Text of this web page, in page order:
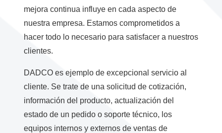
mejora continua influye en cada aspecto de
nuestra empresa. Estamos comprometidos a
hacer todo lo necesario para satisfacer a nuestros
clientes.
DADCO es ejemplo de excepcional servicio al
cliente. Se trate de una solicitud de cotización,
información del producto, actualización del
estado de un pedido o soporte técnico, los
equipos internos y externos de ventas de